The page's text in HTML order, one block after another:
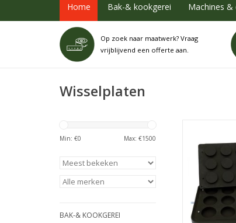
Home Bak-& kookgerei Machines &
Op zoek naar maatwerk? Vraag
vrijblijvend een offerte aan.
Wisselplaten
Min: €0 Max: €1500
BAK-& KOOKGEREI
Matic
TOEVOEGEN